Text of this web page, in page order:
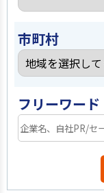
市町村
フリーワード